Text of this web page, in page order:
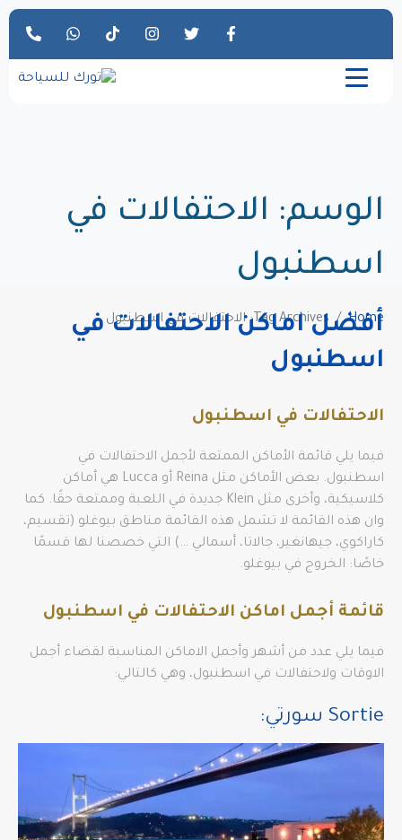
الوسم: الاحتفالات في
اسطنبول
Home Tag Archives: الاحتفالات في اسطنبول
أفضل اماكن الاحتفالات في
اسطنبول
الاحتفالات في اسطنبول
فيما يلي قائمة الأماكن الممتعة لأجمل الاحتفالات في
اسطنبول. بعض الأماكن مثل Reina أو Lucca هي أماكن
كلاسيكية، وأخرى مثل Klein جديدة في اللعبة وممتعة حقًا. كما
وان هذه القائمة لا تشمل هذه القائمة مناطق بيوغلو (تقسيم،
كاراكوي، جيهانغير، جالاتا، أسمالي …) التي خصصنا لها قسمًا
خاصًا: الخروج في بيوغلو.
قائمة أجمل اماكن الاحتفالات في اسطنبول
فيما يلي عدد من أشهر وأجمل الاماكن المناسبة لقضاء أجمل
الاوقات ولاحتفالات في اسطنبول، وهي كالتالي:
Sortie سورتي: